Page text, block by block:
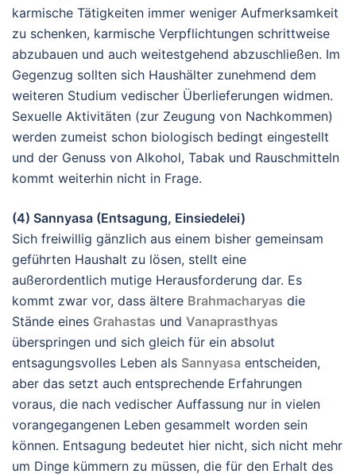
karmische Tätigkeiten immer weniger Aufmerksamkeit
zu schenken, karmische Verpflichtungen schrittweise
abzubauen und auch weitestgehend abzuschließen. Im
Gegenzug sollten sich Haushälter zunehmend dem
weiteren Studium vedischer Überlieferungen widmen.
Sexuelle Aktivitäten (zur Zeugung von Nachkommen)
werden zumeist schon biologisch bedingt eingestellt
und der Genuss von Alkohol, Tabak und Rauschmitteln
kommt weiterhin nicht in Frage.
(4) Sannyasa (Entsagung, Einsiedelei)
Sich freiwillig gänzlich aus einem bisher gemeinsam
geführten Haushalt zu lösen, stellt eine
außerordentlich mutige Herausforderung dar. Es
kommt zwar vor, dass ältere Brahmacharyas die
Stände eines Grahastas und Vanaprasthyas
überspringen und sich gleich für ein absolut
entsagungsvolles Leben als Sannyasa entscheiden,
aber das setzt auch entsprechende Erfahrungen
voraus, die nach vedischer Auffassung nur in vielen
vorangegangenen Leben gesammelt worden sein
können. Entsagung bedeutet hier nicht, sich nicht mehr
um Dinge kümmern zu müssen, die für den Erhalt des